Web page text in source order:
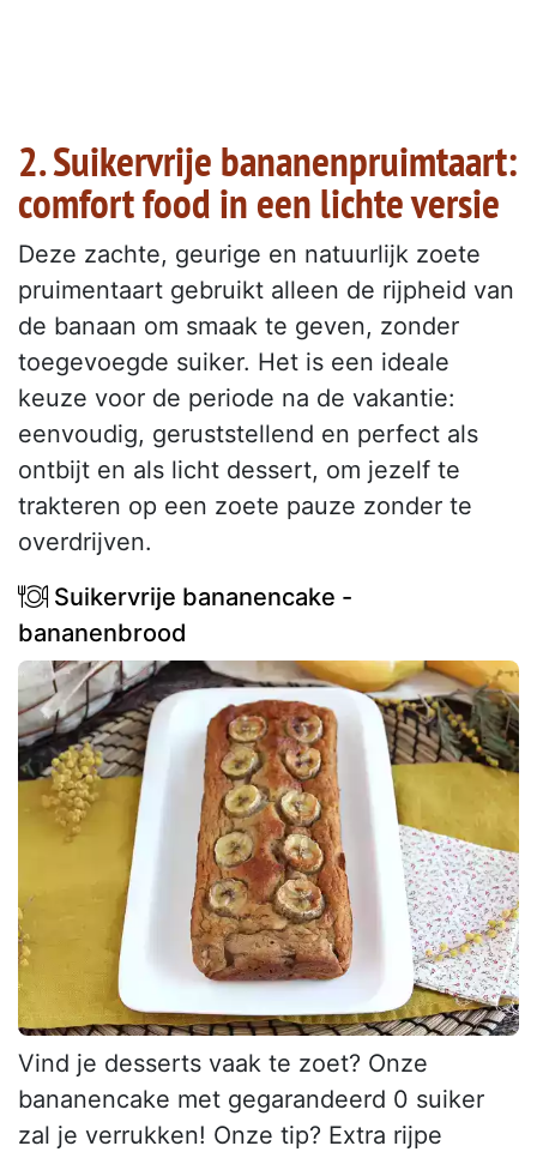
2. Suikervrije bananenpruimtaart:
comfort food in een lichte versie
Deze zachte, geurige en natuurlijk zoete
pruimentaart gebruikt alleen de rijpheid van
de banaan om smaak te geven, zonder
toegevoegde suiker. Het is een ideale
keuze voor de periode na de vakantie:
eenvoudig, geruststellend en perfect als
ontbijt en als licht dessert, om jezelf te
trakteren op een zoete pauze zonder te
overdrijven.
Suikervrije bananencake -
bananenbrood
Vind je desserts vaak te zoet? Onze
bananencake met gegarandeerd 0 suiker
zal je verrukken! Onze tip? Extra rijpe